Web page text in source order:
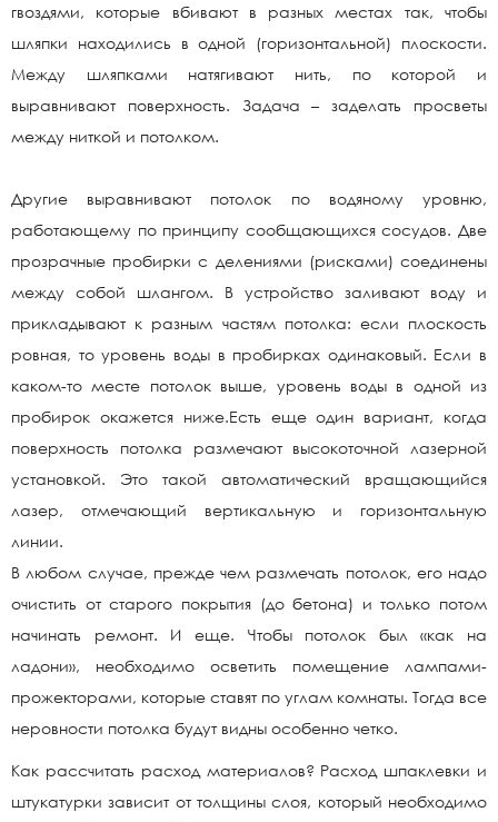
гвоздями, которые вбивают в разных местах так, чтобы
шляпки находились в одной (горизонтальной) плоскости.
Между шляпками натягивают нить, по которой и
выравнивают поверхность. Задача – заделать просветы
между ниткой и потолком.
Другие выравнивают потолок по водяному уровню,
работающему по принципу сообщающихся сосудов. Две
прозрачные пробирки с делениями (рисками) соединены
между собой шлангом. В устройство заливают воду и
прикладывают к разным частям потолка: если плоскость
ровная, то уровень воды в пробирках одинаковый. Если в
каком-то месте потолок выше, уровень воды в одной из
пробирок окажется ниже.Есть еще один вариант, когда
поверхность потолка размечают высокоточной лазерной
установкой. Это такой автоматический вращающийся
лазер, отмечающий вертикальную и горизонтальную
линии.
В любом случае, прежде чем размечать потолок, его надо
очистить от старого покрытия (до бетона) и только потом
начинать ремонт. И еще. Чтобы потолок был «как на
ладони», необходимо осветить помещение лампами-
прожекторами, которые ставят по углам комнаты. Тогда все
неровности потолка будут видны особенно четко.
Как рассчитать расход материалов? Расход шпаклевки и
штукатурки зависит от толщины слоя, который необходимо